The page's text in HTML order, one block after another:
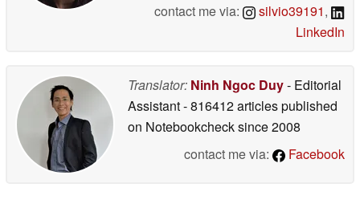
contact me via:
silvio39191,
LinkedIn
Translator: Ninh Ngoc Duy- Editorial
Assistant- 816412 articles published
on Notebookchecksince 2008
contact me via:
Facebook